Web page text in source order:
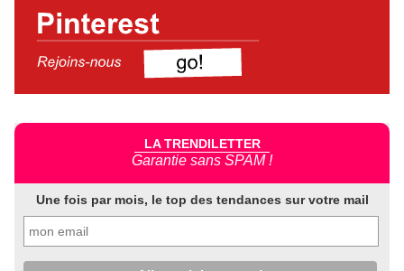
LA TRENDILETTER
Garantie sans SPAM !
Une fois par mois, le top des tendances sur votre mail